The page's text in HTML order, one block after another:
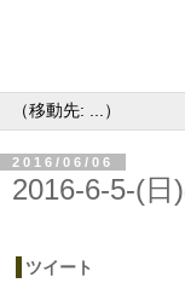
2016/06/06
2016-6-5-(
ツイート